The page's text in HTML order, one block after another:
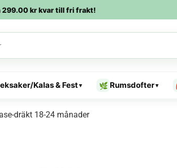
299.00krkvar till fri frakt!
Kalas & Fest▾ 🌿 Rumsdofter▾
dräkt 18-24 månader